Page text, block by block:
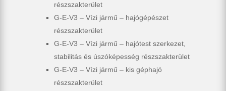
részszakterület
G-E-V3 – Vízi jármű – hajógépészet
részszakterület
G-E-V3 – Vízi jármű – hajótest szerkezet,
stabilitás és úszóképesség részszakterület
G-E-V3 – Vízi jármű – kis géphajó
részszakterület